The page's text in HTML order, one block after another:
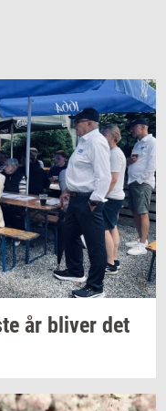
år bli­ver det